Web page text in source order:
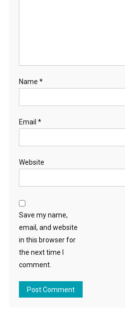
Name *
Email *
Website
Save my name,
email, and website
in this browser for
the next time I
comment.